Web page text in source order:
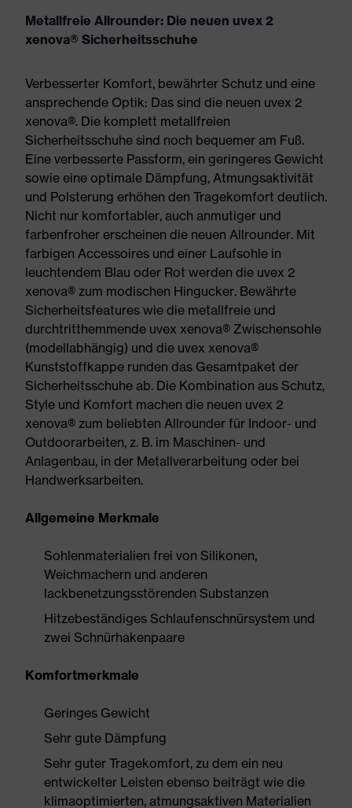
Metallfreie Allrounder: Die neuen uvex 2
xenova® Sicherheitsschuhe
Verbesserter Komfort, bewährter Schutz und eine
ansprechende Optik: Das sind die neuen uvex 2
xenova®. Die komplett metallfreien
Sicherheitsschuhe sind noch bequemer am Fuß.
Eine verbesserte Passform, ein geringeres Gewicht
sowie eine optimale Dämpfung, Atmungsaktivität
und Polsterung erhöhen den Tragekomfort deutlich.
Nicht nur komfortabler, auch anmutiger und
farbenfroher erscheinen die neuen Allrounder. Mit
farbigen Accessoires und einer Laufsohle in
leuchtendem Blau oder Rot werden die uvex 2
xenova® zum modischen Hingucker. Bewährte
Sicherheitsfeatures wie die metallfreie und
durchtritthemmende uvex xenova® Zwischensohle
(modellabhängig) und die uvex xenova®
Kunststoffkappe runden das Gesamtpaket der
Sicherheitsschuhe ab. Die Kombination aus Schutz,
Style und Komfort machen die neuen uvex 2
xenova® zum beliebten Allrounder für Indoor- und
Outdoorarbeiten, z. B. im Maschinen- und
Anlagenbau, in der Metallverarbeitung oder bei
Handwerksarbeiten.
Allgemeine Merkmale
Sohlenmaterialien frei von Silikonen,
Weichmachern und anderen
lackbenetzungsstörenden Substanzen
Hitzebeständiges Schlaufenschnürsystem und
zwei Schnürhakenpaare
Komfortmerkmale
Geringes Gewicht
Sehr gute Dämpfung
Sehr guter Tragekomfort, zu dem ein neu
entwickelter Leisten ebenso beiträgt wie die
klimaoptimierten, atmungsaktiven Materialien